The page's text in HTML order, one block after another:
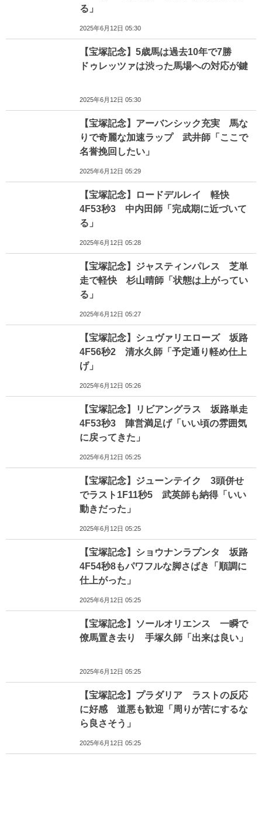
る」
2025年6月12日 05:30
【宝塚記念】5歳馬は過去10年で7勝
ドゥレッツァは渋った馬場への対応が鍵
2025年6月12日 05:30
【宝塚記念】アーバンシック充実 馬な
りで奇麗な加速ラップ 武井師「ここで
名誉挽回したい」
2025年6月12日 05:29
【宝塚記念】ロードデルレイ 軽快
4F53秒3 中内田師「完成期に近づいて
る」
2025年6月12日 05:28
【宝塚記念】ジャスティンパレス 芝単
走で軽快 杉山晴師「状態は上がってい
る」
2025年6月12日 05:27
【宝塚記念】シュヴァリエローズ 坂路
4F56秒2 清水久師「予定通り軽め仕上
げ」
2025年6月12日 05:26
【宝塚記念】リビアングラス 坂路単走
4F53秒3 陣営満足げ「いい頃の雰囲気
に戻ってきた」
2025年6月12日 05:25
【宝塚記念】ジューンテイク 3頭併せ
でラスト1F11秒5 武英師も納得「いい
動きだった」
2025年6月12日 05:25
【宝塚記念】ショウナンラプンタ 坂路
4F54秒8もパワフルな脚さばき「順調に
仕上がった」
2025年6月12日 05:25
【宝塚記念】ソールオリエンス 一瞬で
僚馬置き去り 手塚久師「出来は良い」
2025年6月12日 05:25
【宝塚記念】プラダリア ラストの反応
に好感 道悪も歓迎「周りが苦にするな
ら良さそう」
2025年6月12日 05:25